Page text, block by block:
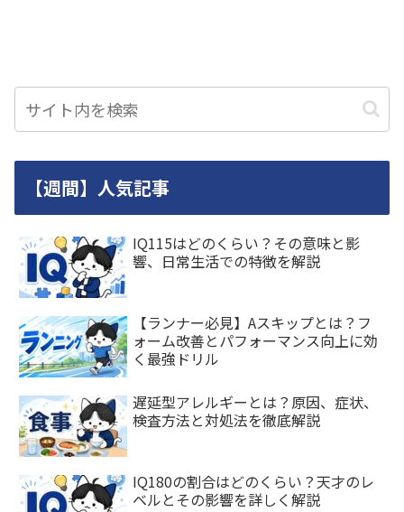
【週間】人気記事
IQ115はどのくらい？その意味と影
響、日常生活での特徴を解説
【ランナー必見】Aスキップとは？フ
ォーム改善とパフォーマンス向上に効
く最強ドリル
遅延型アレルギーとは？原因、症状、
検査方法と対処法を徹底解説
IQ180の割合はどのくらい？天才のレ
ベルとその影響を詳しく解説